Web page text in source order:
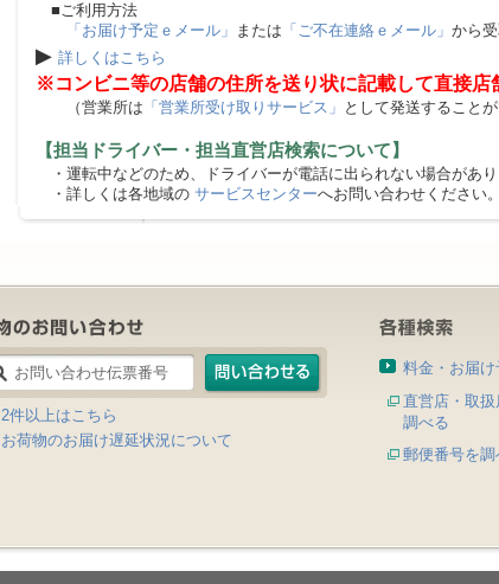
■ご利用方法
「お届け予定ｅメール」 または 「ご不在連絡ｅメール」 から
▶ 詳しくはこちら
※コンビニ等の店舗の住所を送り状に記載して直接店
（営業所は 「営業所受け取りサービス」 として発送することが
【担当ドライバー・担当直営店検索について】
・運転中などのため、ドライバーが電話に出られない場合があり
・詳しくは各地域の サービスセンターへお問い合わせください。
2件以上はこちら
お荷物のお届け遅延状況について
料金・お届
直営店・取
調べる
郵便番号を調